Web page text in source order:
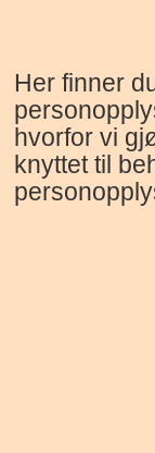
Her finner
hvorfor vi
knyttet til